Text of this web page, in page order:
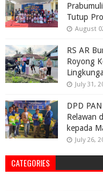
Tutup
August
RS AR
Royong
July 31,
DPD
Relawan
kepada
July 26,
CATEGORIES